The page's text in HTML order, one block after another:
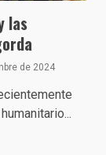
las
de 2024